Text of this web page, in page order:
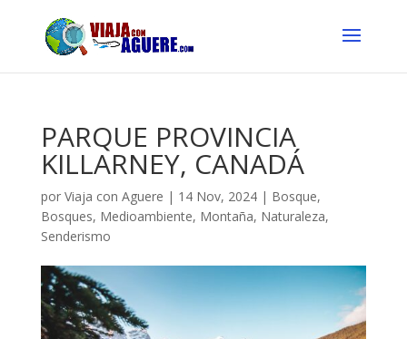
PARQUE PROVINCIA
KILLARNEY, CANADÁ
por Viaja con Aguere | 14 Nov, 2024| Bosque,
Bosques, Medioambiente, Montaña, Naturaleza,
Senderismo